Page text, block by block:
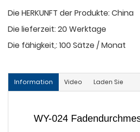
Die HERKUNFT der Produkte:China
Die lieferzeit:20 Werktage
Die fähigkeit,:100 Sätze / Monat
Information Video Laden Sie
WY-024